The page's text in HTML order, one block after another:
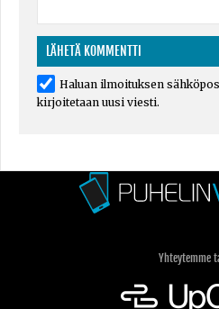
Haluan ilmoituksen
kirjoitetaan uusi viesti.
Yhteytemme